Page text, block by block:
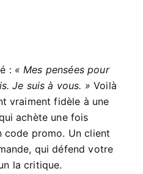
: « Mes pensées pour
Je suis à vous. » Voilà
vraiment fidèle à une
achète une fois
code promo. Un client
qui défend votre
la critique.